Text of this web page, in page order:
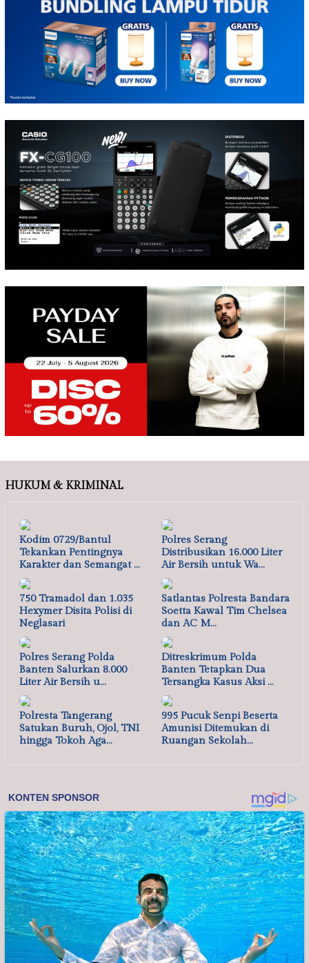
HUKUM & KRIMINAL
Kodim 0729/Bantul
Tekankan Pentingnya
Karakter dan Semangat …
Polres Serang
Distribusikan 16.000 Liter
Air Bersih untuk Wa…
750 Tramadol dan 1.035
Hexymer Disita Polisi di
Neglasari
Satlantas Polresta Bandara
Soetta Kawal Tim Chelsea
dan AC M…
Polres Serang Polda
Banten Salurkan 8.000
Liter Air Bersih u…
Ditreskrimum Polda
Banten Tetapkan Dua
Tersangka Kasus Aksi …
Polresta Tangerang
Satukan Buruh, Ojol, TNI
hingga Tokoh Aga…
995 Pucuk Senpi Beserta
Amunisi Ditemukan di
Ruangan Sekolah…